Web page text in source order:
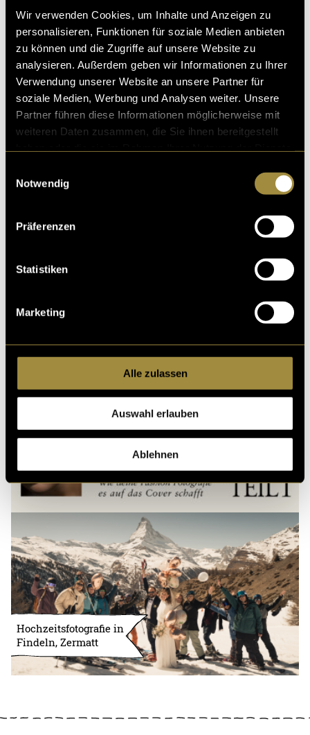
Wir verwenden Cookies, um Inhalte und Anzeigen zu
personalisieren, Funktionen für soziale Medien anbieten
zu können und die Zugriffe auf unsere Website zu
analysieren. Außerdem geben wir Informationen zu Ihrer
Verwendung unserer Website an unsere Partner für
soziale Medien, Werbung und Analysen weiter. Unsere
Partner führen diese Informationen möglicherweise mit
weiteren Daten zusammen, die Sie ihnen bereitgestellt
Notwendig
Präferenzen
Statistiken
Marketing
Alle zulassen
Auswahl erlauben
Ablehnen
Kritik
Ähnliche Artikel
Hochzeitsfotografie in
Findeln, Zermatt